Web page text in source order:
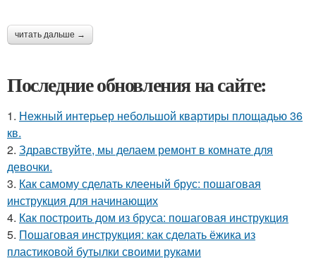
читать дальше →
Последние обновления на сайте:
1. Нежный интерьер небольшой квартиры площадью 36
кв.
2. Здравствуйте, мы делаем ремонт в комнате для
девочки.
3. Как самому сделать клееный брус: пошаговая
инструкция для начинающих
4. Как построить дом из бруса: пошаговая инструкция
5. Пошаговая инструкция: как сделать ёжика из
пластиковой бутылки своими руками